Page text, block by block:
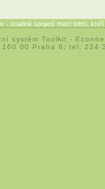
- snadné spojení mezi lidmi,
systém Toolkit -
160 00 Praha 6; tel: 224